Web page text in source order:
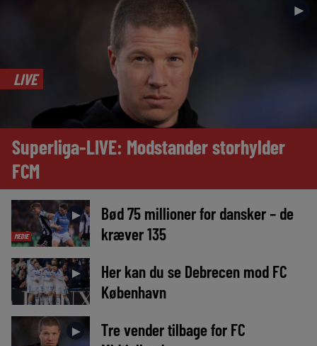
►
LIVE
Superliga-LIVE: Modstander storhylder
FCM
MEDIE
►
Bød 75 millioner for dansker – de
kræver 135
►
Her kan du se Debrecen mod FC
København
►
Tre vender tilbage for FC